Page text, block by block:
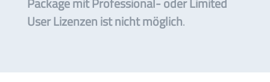
User Lizenzen ist nicht möglich.